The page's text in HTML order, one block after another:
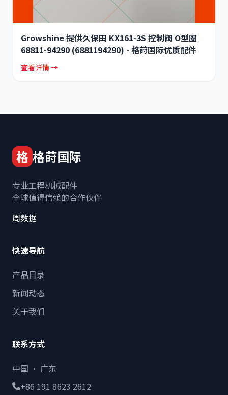
Growshine 提供久保田 KX161-3S 控制阀 O型圈
68811-94290 (6881194290) - 格莳国际优质配件
查看详情 →
格 格莳国际
专业工程机械配件
全球值得信赖的合作伙伴
周数据
快速导航
产品目录
新闻动态
关于我们
联系方式
中国 · 广东
+86 191 8623 2612